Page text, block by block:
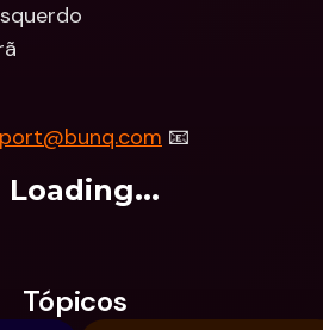
📧
Loading...
Tópicos